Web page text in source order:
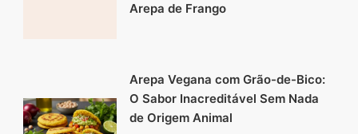
Arepa de Frango
Arepa Vegana com Grão-de-Bico:
O Sabor Inacreditável Sem Nada
de Origem Animal